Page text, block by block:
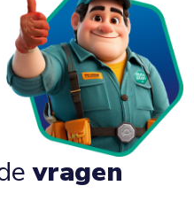
vragen